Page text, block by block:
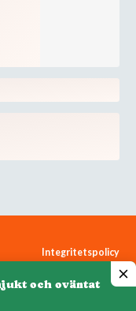
Integritetspolicy
Cookiepolicy
och oväntat